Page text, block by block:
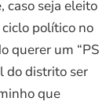
caso seja eleito
político no
querer um “PS
do distrito ser
que